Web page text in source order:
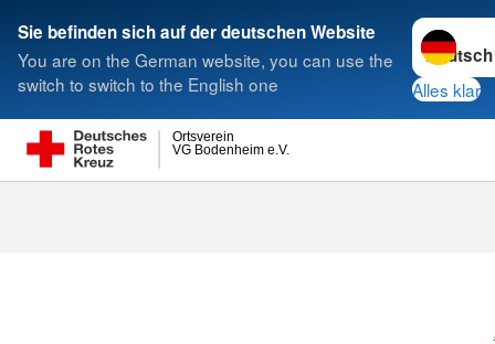
Sie befinden sich auf der deutschen Website
You are on the German website, you can use the
switch to switch to the English one
Sprache
Alles klar
VG Bodenheim e.V.
Ortsverein
Suche